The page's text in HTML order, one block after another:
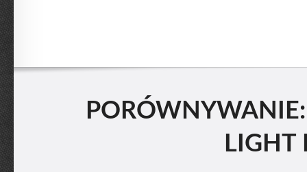
O NAS / KONTAKT
LIGHT